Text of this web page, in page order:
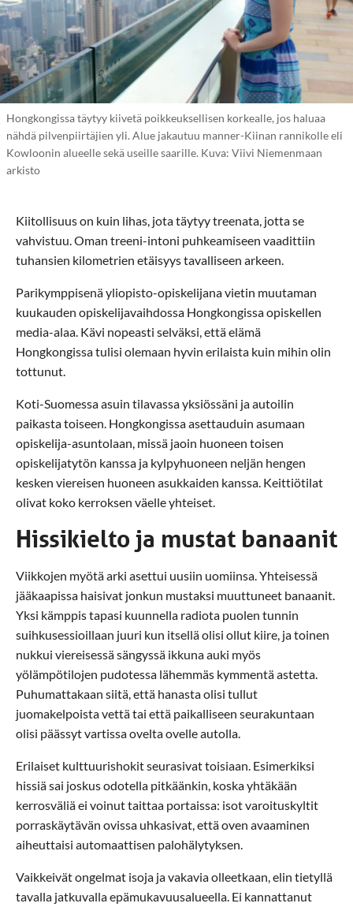
Hongkongissa täytyy kiivetä poikkeuksellisen korkealle, jos haluaa
nähdä pilvenpiirtäjien yli. Alue jakautuu manner-Kiinan rannikolle eli
Kowloonin alueelle sekä useille saarille. Kuva: Viivi Niemenmaan
arkisto
Kiitollisuus on kuin lihas, jota täytyy treenata, jotta se
vahvistuu. Oman treeni-intoni puhkeamiseen vaadittiin
tuhansien kilometrien etäisyys tavalliseen arkeen.
Parikymppisenä yliopisto-opiskelijana vietin muutaman
kuukauden opiskelijavaihdossa Hongkongissa opiskellen
media-alaa. Kävi nopeasti selväksi, että elämä
Hongkongissa tulisi olemaan hyvin erilaista kuin mihin olin
tottunut.
Koti-Suomessa asuin tilavassa yksiössäni ja autoilin
paikasta toiseen. Hongkongissa asettauduin asumaan
opiskelija-asuntolaan, missä jaoin huoneen toisen
opiskelijatytön kanssa ja kylpyhuoneen neljän hengen
kesken viereisen huoneen asukkaiden kanssa. Keittiötilat
olivat koko kerroksen väelle yhteiset.
Hissikielto ja mustat banaanit
Viikkojen myötä arki asettui uusiin uomiinsa. Yhteisessä
jääkaapissa haisivat jonkun mustaksi muuttuneet banaanit.
Yksi kämppis tapasi kuunnella radiota puolen tunnin
suihkusessioillaan juuri kun itsellä olisi ollut kiire, ja toinen
nukkui viereisessä sängyssä ikkuna auki myös
yölämpötilojen pudotessa lähemmäs kymmentä astetta.
Puhumattakaan siitä, että hanasta olisi tullut
juomakelpoista vettä tai että paikalliseen seurakuntaan
olisi päässyt vartissa ovelta ovelle autolla.
Erilaiset kulttuurishokit seurasivat toisiaan. Esimerkiksi
hissiä sai joskus odotella pitkäänkin, koska yhtäkään
kerrosväliä ei voinut taittaa portaissa: isot varoituskyltit
porraskäytävän ovissa uhkasivat, että oven avaaminen
aiheuttaisi automaattisen palohälytyksen.
Vaikkeivät ongelmat isoja ja vakavia olleetkaan, elin tietyllä
tavalla jatkuvalla epämukavuusalueella. Ei kannattanut